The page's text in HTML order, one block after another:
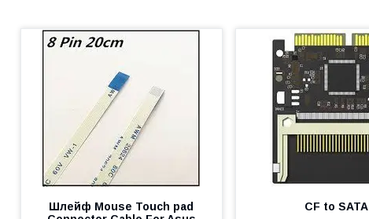
Шлейф Mouse Touch pad
CF to SATA